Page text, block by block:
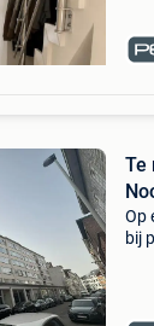
Te
Op
bij